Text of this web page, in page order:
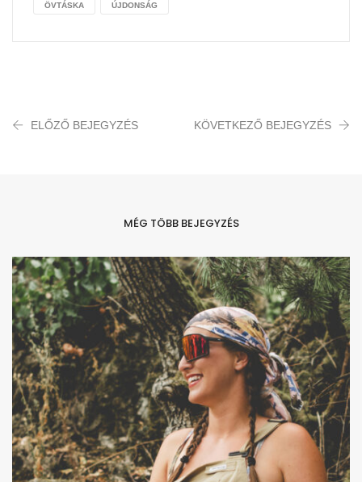
ÖVTÁSKA ÚJDONSÁG
ELŐZŐ BEJEGYZÉS KÖVETKEZŐ BEJEGYZÉS
MÉG TÖBB BEJEGYZÉS